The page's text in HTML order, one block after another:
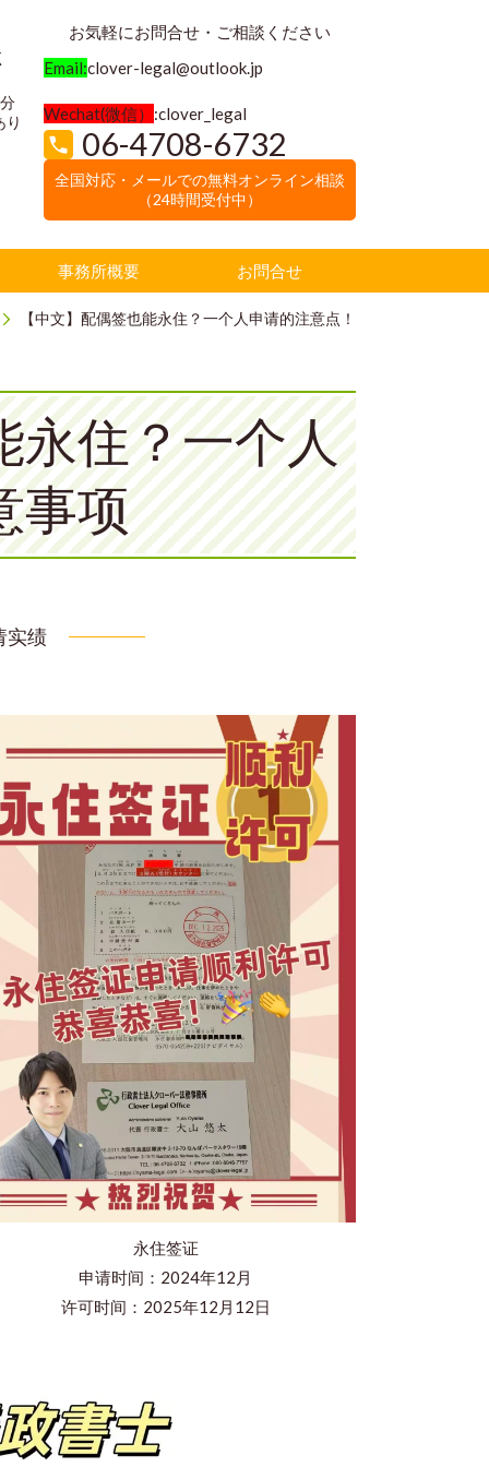
り
お気軽にお問合せ・ご相談ください
Email:clover-legal@outlook.jp
Wechat(微信） :clover_legal
06-4708-6732
全国対応・メールでの無料オンライン相談
（24時間受付中）
事務所概要 お問合せ
【中文】配偶签也能永住？一个人申请的注意点！
永住？一个人
事项
实绩
永住签证
申请时间：2024年12月
许可时间：2025年12月12日